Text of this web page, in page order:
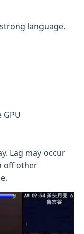
language.
GPU
Lag may occur
off other